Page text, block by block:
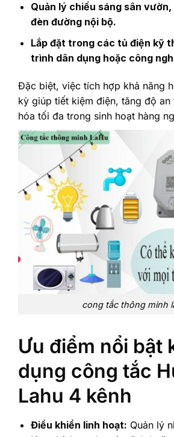
Quản lý chiếu sáng sân
đèn đường nội bộ.
Lắp đặt trong các tủ điện kỹ
trình dân dụng hoặc công
Đặc biệt, việc tích hợp khả năng
kỳ giúp tiết kiệm điện, tăng độ
hóa tối đa trong sinh hoạt hàng
cong tắc thông minh
Ưu điểm nổi bật
dụng công tắc
Lahu 4 kênh
Điều khiển linh hoạt: Quản lý